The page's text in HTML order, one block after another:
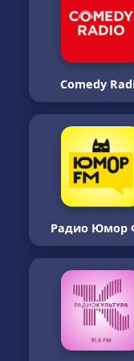
Comedy
Радио Юмор